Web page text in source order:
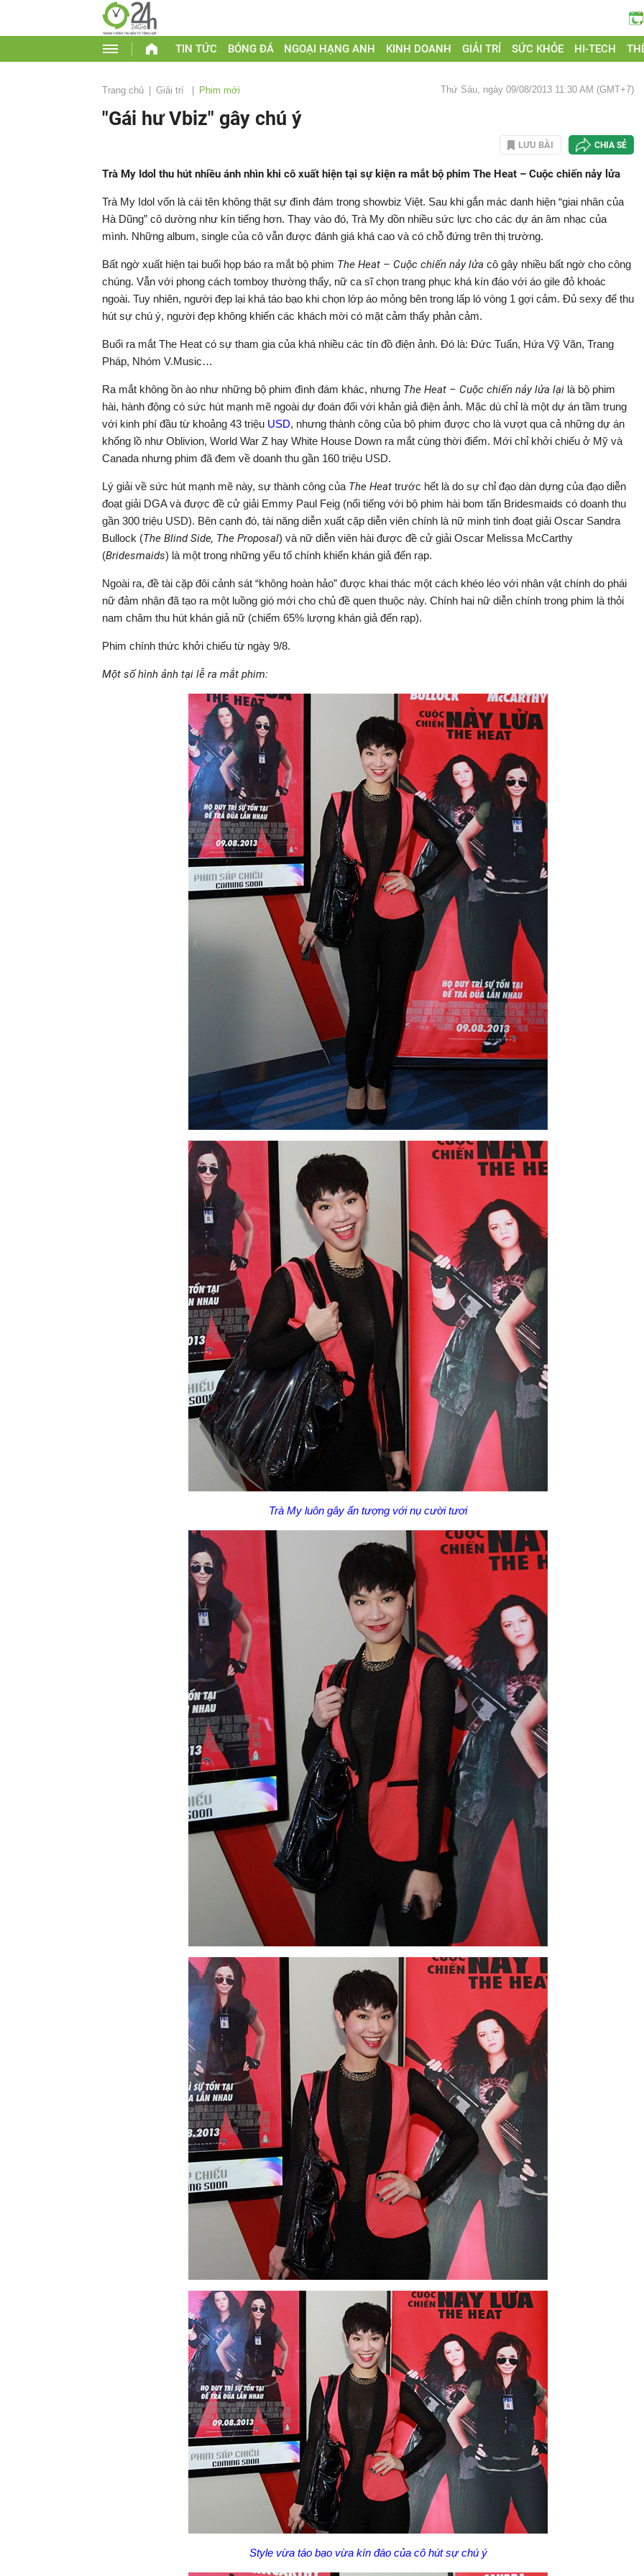
TIN TỨC BÓNG ĐÁ NGOẠI HẠNG ANH KINH DOANH GIẢI TRÍ SỨC KHỎE HI-TECH
Trang chủ Giải trí Phim mới Thứ Sáu, ngày 09/08/2013 11:30 AM (GMT+7)
"Gái hư Vbiz" gây chú ý
LƯU BÀI CHIA SẺ
Trà My Idol thu hút nhiều ánh nhìn khi cô xuất hiện tại sự kiện ra mắt bộ phim The Heat – Cuộc chiến nảy lửa
Trà My Idol vốn là cái tên không thật sự đình đám trong showbiz Việt. Sau khi gắn mác danh hiện “giai nhân của
Hà Dũng” cô dường như kín tiếng hơn. Thay vào đó, Trà My dồn nhiều sức lực cho các dự án âm nhạc của
mình. Những album, single của cô vẫn được đánh giá khá cao và có chỗ đứng trên thị trường.
Bất ngờ xuất hiện tại buổi họp báo ra mắt bộ phim The Heat – Cuộc chiến nảy lửa cô gây nhiều bất ngờ cho công
chúng. Vẫn với phong cách tomboy thường thấy, nữ ca sĩ chọn trang phục khá kín đáo với áo gile đỏ khoác
ngoài. Tuy nhiên, người đẹp lại khá táo bạo khi chọn lớp áo mỏng bên trong lấp ló vòng 1 gợi cảm. Đủ sexy để thu
hút sự chú ý, người đẹp không khiến các khách mời có mặt cảm thấy phản cảm.
Buổi ra mắt The Heat có sự tham gia của khá nhiều các tín đồ điện ảnh. Đó là: Đức Tuấn, Hứa Vỹ Văn, Trang
Pháp, Nhóm V.Music…
Ra mắt không ồn ào như những bộ phim đình đám khác, nhưng The Heat – Cuộc chiến nảy lửa lại là bộ phim
hài, hành động có sức hút mạnh mẽ ngoài dự đoán đối với khản giả điện ảnh. Mặc dù chỉ là một dự án tầm trung
với kinh phí đầu từ khoảng 43 triệu USD, nhưng thành công của bộ phim được cho là vượt qua cả những dự án
khổng lồ như Oblivion, World War Z hay White House Down ra mắt cùng thời điểm. Mới chỉ khởi chiếu ở Mỹ và
Canada nhưng phim đã đem về doanh thu gần 160 triệu USD.
Lý giải về sức hút mạnh mẽ này, sự thành công của The Heat trước hết là do sự chỉ đạo dàn dựng của đạo diễn
đoạt giải DGA và được đề cử giải Emmy Paul Feig (nổi tiếng với bộ phim hài bom tấn Bridesmaids có doanh thu
gần 300 triệu USD). Bên cạnh đó, tài năng diễn xuất cặp diễn viên chính là nữ minh tinh đoạt giải Oscar Sandra
Bullock (The Blind Side, The Proposal) và nữ diễn viên hài được đề cử giải Oscar Melissa McCarthy
(Bridesmaids) là một trong những yếu tố chính khiến khán giả đến rạp.
Ngoài ra, đề tài cặp đôi cảnh sát “không hoàn hảo” được khai thác một cách khéo léo với nhân vật chính do phái
nữ đảm nhận đã tạo ra một luồng gió mới cho chủ đề quen thuộc này. Chính hai nữ diễn chính trong phim là thỏi
nam châm thu hút khán giả nữ (chiếm 65% lượng khán giả đến rạp).
Phim chính thức khởi chiếu từ ngày 9/8.
Một số hình ảnh tại lễ ra mắt phim:
Trà My luôn gây ấn tượng với nụ cười tươi
Style vừa táo bạo vừa kín đáo của cô hút sự chú ý